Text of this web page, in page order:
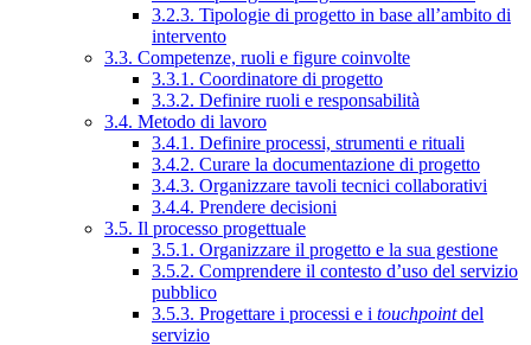
3.2.3. Tipologie di progetto in base all’ambito di
intervento
3.3. Competenze, ruoli e figure coinvolte
3.3.1. Coordinatore di progetto
3.3.2. Definire ruoli e responsabilità
3.4. Metodo di lavoro
3.4.1. Definire processi, strumenti e rituali
3.4.2. Curare la documentazione di progetto
3.4.3. Organizzare tavoli tecnici collaborativi
3.4.4. Prendere decisioni
3.5. Il processo progettuale
3.5.1. Organizzare il progetto e la sua gestione
3.5.2. Comprendere il contesto d’uso del servizio
pubblico
3.5.3. Progettare i processi e i touchpointdel
servizio